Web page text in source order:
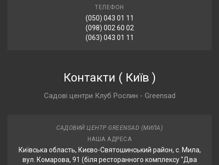
ТЕЛЕФОН
(050) 043 01 11
(098) 002 60 02
(063) 043 01 11
Контакти ( Київ )
Садові центри Клуб Рослин - Greensad
САДОВИЙ ЦЕНТР GREENSAD (МИЛА)
НАША АДРЕСА
Київська область, Києво-Святошинський район, с. Мила,
вул. Комарова, 91 (біля ресторанного комплексу "Два